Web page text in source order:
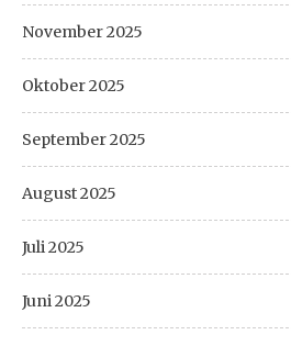
November 2025
Oktober 2025
September 2025
August 2025
Juli 2025
Juni 2025